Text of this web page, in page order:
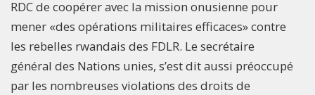
RDC de coopérer avec la mission onusienne pour
mener «des opérations militaires efficaces» contre
les rebelles rwandais des FDLR. Le secrétaire
général des Nations unies, s’est dit aussi préoccupé
par les nombreuses violations des droits de